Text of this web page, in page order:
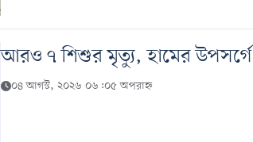
আরও ৭ শিশুর মৃত্যু, হামের উপসর্গে
০৪ আগস্ট, ২০২৬ ০৬:০৫ অপরাহ্ন